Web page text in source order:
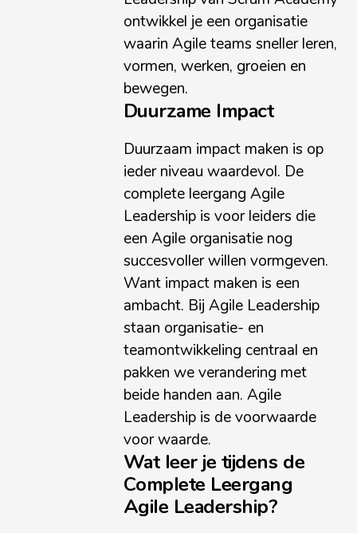
ontwikkel je een organisatie
waarin Agile teams sneller leren,
vormen, werken, groeien en
bewegen.
Duurzame Impact
Duurzaam impact maken is op
ieder niveau waardevol. De
complete leergang Agile
Leadership is voor leiders die
een Agile organisatie nog
succesvoller willen vormgeven.
Want impact maken is een
ambacht. Bij Agile Leadership
staan organisatie- en
teamontwikkeling centraal en
pakken we verandering met
beide handen aan. Agile
Leadership is de voorwaarde
voor waarde.
Wat leer je tijdens de
Complete Leergang
Agile Leadership?